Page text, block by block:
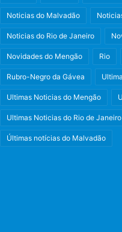
Noticias do Malvadão
Noticias do Rio de Janeiro
Novidades do Mengão Rio
Rubro-Negro da Gávea
Ultimas Noticias do Mengão
Ultimas Noticias do Rio de Janeiro
Últimas notícias do Malvadão